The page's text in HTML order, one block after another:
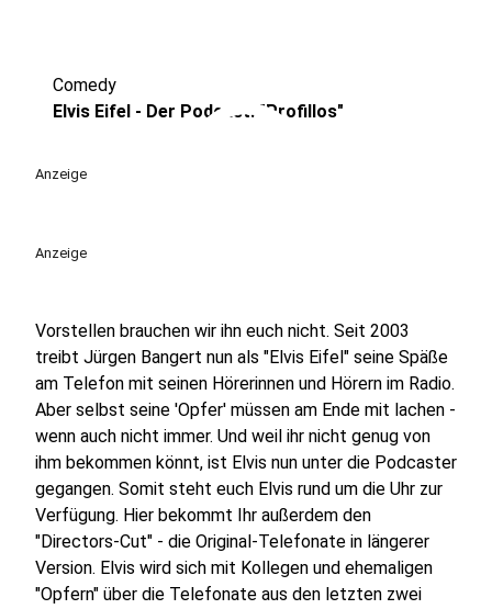
play_circle
Comedy
Elvis Eifel - Der Podcast: "Profillos"
Anzeige
Anzeige
Vorstellen brauchen wir ihn euch nicht. Seit 2003
treibt Jürgen Bangert nun als "Elvis Eifel" seine Späße
am Telefon mit seinen Hörerinnen und Hörern im Radio.
Aber selbst seine 'Opfer' müssen am Ende mit lachen -
wenn auch nicht immer. Und weil ihr nicht genug von
ihm bekommen könnt, ist Elvis nun unter die Podcaster
gegangen. Somit steht euch Elvis rund um die Uhr zur
Verfügung. Hier bekommt Ihr außerdem den
"Directors-Cut" - die Original-Telefonate in längerer
Version. Elvis wird sich mit Kollegen und ehemaligen
"Opfern" über die Telefonate aus den letzten zwei